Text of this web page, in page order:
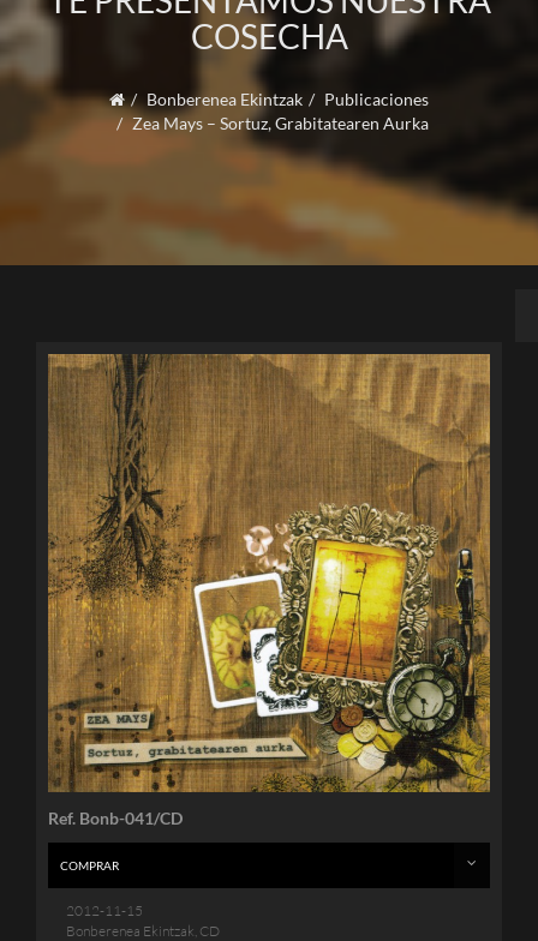
COSECHA
Bonberenea Ekintzak
Publicaciones
Zea Mays – Sortuz, Grabitatearen Aurka
Ref. Bonb-041/CD
COMPRAR
2012-11-15
Bonberenea Ekintzak, CD